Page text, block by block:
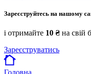
Зареєструйтесь на нашому
і отримайте 10 ₴ на свій
Зареєструватись